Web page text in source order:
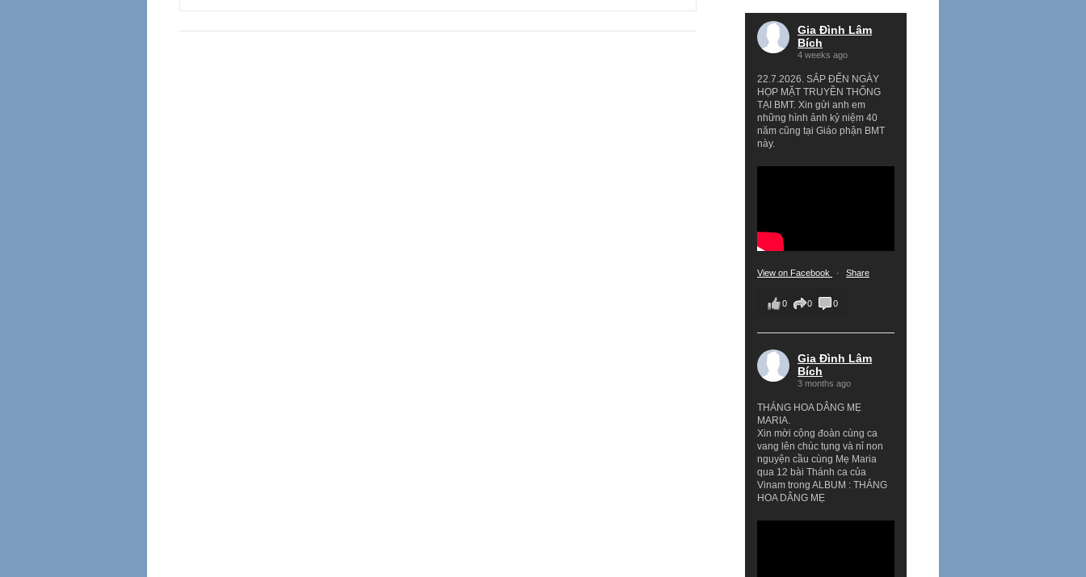
Gia Đình Lâm
Bích
4 weeks ago
22.7.2026. SẮP ĐẾN NGÀY
HỌP MẶT TRUYỀN THỐNG
TẠI BMT. Xin gửi anh em
những hình ảnh kỷ niệm 40
năm cũng tại Giáo phận BMT
này.
View on Facebook · Share
0 0 0
Gia Đình Lâm
Bích
3 months ago
THÁNG HOA DÂNG MẸ
MARIA.
Xin mời cộng đoàn cùng ca
vang lên chúc tụng và nỉ non
nguyện cầu cùng Mẹ Maria
qua 12 bài Thánh ca của
Vinam trong ALBUM : THÁNG
HOA DÂNG MẸ